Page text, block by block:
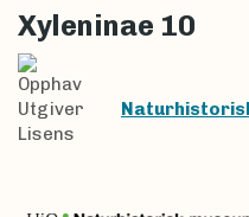
Xyleninae 10
Opphav
Utgiver
Lisens